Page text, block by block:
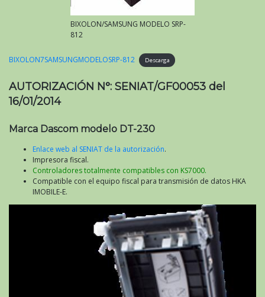
BIXOLON/SAMSUNG MODELO SRP-
812
BIXOLON7SAMSUNGMODELOSRP-812 Descarga
AUTORIZACIÓN N°: SENIAT/GF00053 del
16/01/2014
Marca Dascom modelo DT-230
Enlace web al SENIAT de la autorización.
Impresora fiscal.
Controladores totalmente compatibles con KS7000.
Compatible con el equipo fiscal para transmisión de datos HKA
IMOBILE-E.